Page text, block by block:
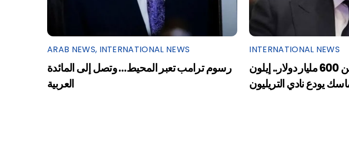
ARAB NEWS, INTERNATIONAL NEWS
رسوم ترامب تعبر المحيط… وتصل إلى المائدة
العربية
INTERNATIONAL NEWS
بعد خسارة أكثر من 600 مليار دولار.. إيلون
يودع نادي التريليون